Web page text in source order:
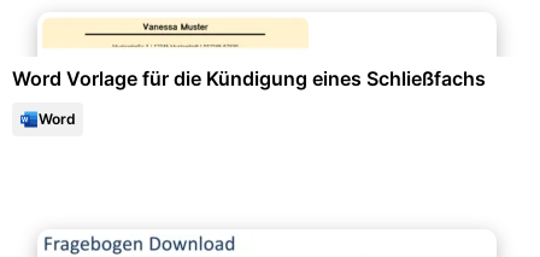
Word Vorlage für die Kündigung eines Schließfachs
Word